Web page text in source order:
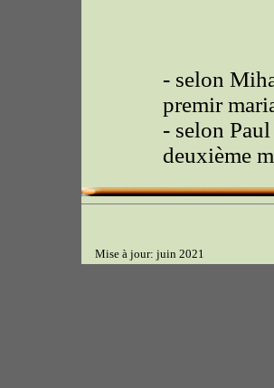
- selon
premir
- selon
deuxième
Mise à jour: juin 2021